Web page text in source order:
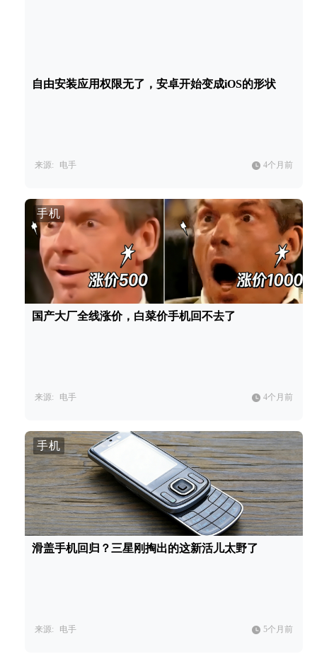
自由安装应用权限无了，安卓开始变成iOS的形状
来源: 电手 4个月前
手机
国产大厂全线涨价，白菜价手机回不去了
来源: 电手 4个月前
手机
滑盖手机回归？三星刚掏出的这新活儿太野了
来源: 电手 5个月前